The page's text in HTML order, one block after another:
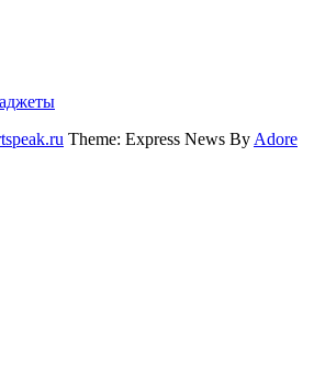
Theme: Express News By Adore